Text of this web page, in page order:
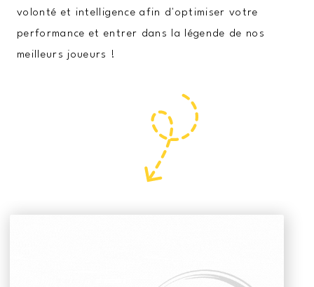
volonté et intelligence afin d'optimiser votre
performance et entrer dans la légende de nos
meilleurs joueurs !